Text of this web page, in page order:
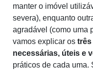
manter o imóvel
severa), enquanto
agradável (como uma
vamos explicar os três
necessárias, úteis e
práticos de cada uma.